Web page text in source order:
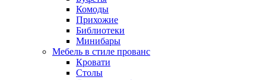
Комоды
Прихожие
Библиотеки
Минибары
Мебель в стиле прованс
Кровати
Столы